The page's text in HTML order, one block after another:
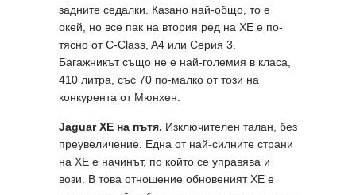
задните седалки. Казано най-общо, то е
окей, но все пак на втория ред на XE е по-
тясно от C-Class, A4 или Серия 3.
Багажникът също не е най-големия в класа,
410 литра, със 70 по-малко от този на
конкурента от Мюнхен.
Jaguar XE на пътя. Изключителен талан, без
преувеличение. Една от най-силните страни
на XE е начинът, по който се управява и
вози. В това отношение обновеният XE е